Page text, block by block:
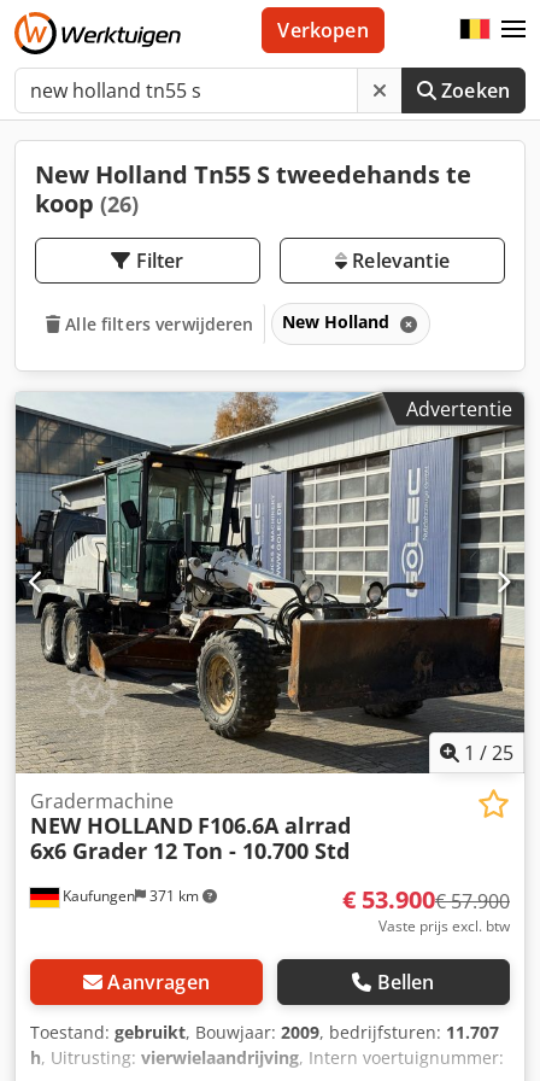
Zoeken
Verkopen
New Holland Tn55 S tweedehands te
koop (26)
Filter Relevantie
Alle filters verwijderen New Holland
Advertentie
1 /25
Kaufungen 371 km
Gradermachine
NEW HOLLAND F106.6A alrrad
6x6 Grader 12 Ton - 10.700 Std
€ 53.900€ 57.900
Vaste prijs excl. btw
Aanvragen Bellen
Toestand: gebruikt, Bouwjaar: 2009, bedrijfsturen: 11.707
h, Uitrusting: vierwielaandrijving, Intern voertuignummer: